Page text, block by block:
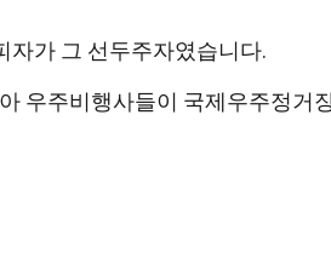
자가 그 선두주자였습니다.
우주비행사들이 국제우주정거